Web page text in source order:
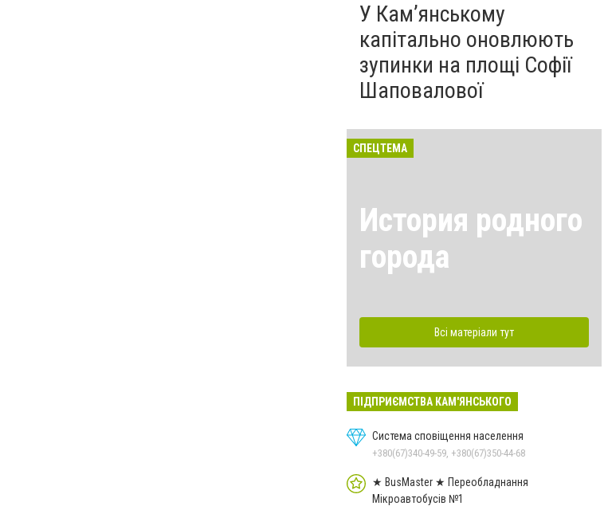
У Кам’янському
капітально оновлюють
зупинки на площі Софії
Шаповалової
СПЕЦТЕМА
История родного
города
Всі матеріали тут
ПІДПРИЄМСТВА КАМ'ЯНСЬКОГО
Система сповіщення населення
+380(67)340-49-59, +380(67)350-44-68
★ BusMaster ★ Переобладнання
Мікроавтобусів №1